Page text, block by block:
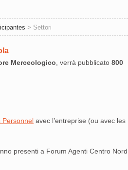
> Settori
Merceologico , verrà pubblicato 800
Personnel avec l’entreprise (ou avec les
presenti a Forum Agenti Centro Nord